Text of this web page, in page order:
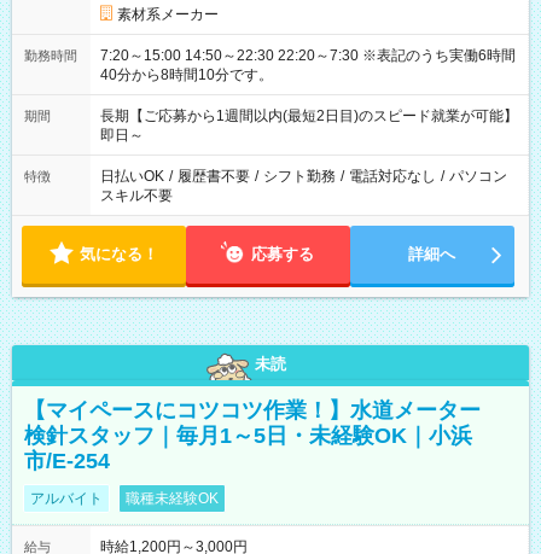
素材系メーカー
勤務時間
7:20～15:00 14:50～22:30 22:20～7:30 ※表記のうち実働6時間
40分から8時間10分です。
期間
長期【ご応募から1週間以内(最短2日目)のスピード就業が可能】
即日～
特徴 日払いOK / 履歴書不要 / シフト勤務 / 電話対応なし / パソコン
スキル不要
気になる！ 応募する 詳細へ
未読
【マイペースにコツコツ作業！】水道メーター
検針スタッフ｜毎月1～5日・未経験OK｜小浜
市/E-254
アルバイト 職種未経験OK
給与
時給1,200円～3,000円